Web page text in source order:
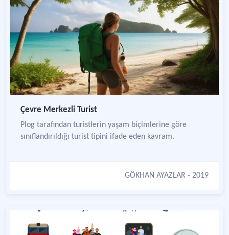
Çevre Merkezli Turist
Plog tarafından turistlerin yaşam biçimlerine göre
sınıflandırıldığı turist tipini ifade eden kavram.
GÖKHAN AYAZLAR - 2019